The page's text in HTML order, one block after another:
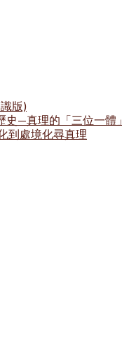
版)
—真理的「三位一體」
到處境化尋真理